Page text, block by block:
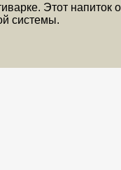
Этот напиток
системы.